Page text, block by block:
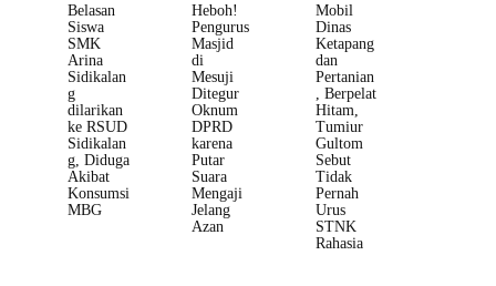
Belasan
Siswa
SMK
Arina
Sidikalan
g
dilarikan
ke RSUD
Sidikalan
g, Diduga
Akibat
Konsumsi
MBG
Heboh!
Pengurus
Masjid
di
Mesuji
Ditegur
Oknum
DPRD
karena
Putar
Suara
Mengaji
Jelang
Azan
Mobil
Dinas
Ketapang
dan
Pertanian
, Berpelat
Hitam,
Tumiur
Gultom
Sebut
Tidak
Pernah
Urus
STNK
Rahasia